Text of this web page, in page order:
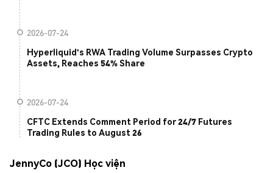
2026-07-24
Hyperliquid's RWA Trading Volume Surpasses Crypto
Assets, Reaches 54% Share
2026-07-24
CFTC Extends Comment Period for 24/7 Futures
Trading Rules to August 26
JennyCo (JCO) Học viện